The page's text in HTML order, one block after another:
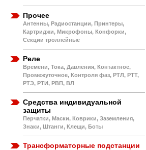
Прочее
Антенны, Радиостанции, Принтеры,
Картриджи, Микрофоны, Конфорки,
Секции троллейные
Реле
Времени, Тока, Давления, Контактное,
Промежуточное, Контроля фаз, РТЛ, РТТ,
РТЭ, РТИ, РВП, ВЛ
Средства индивидуальной
защиты
Перчатки, Маски, Коврики, Заземления,
Знаки, Штанги, Клещи, Боты
Трансформаторные подстанции